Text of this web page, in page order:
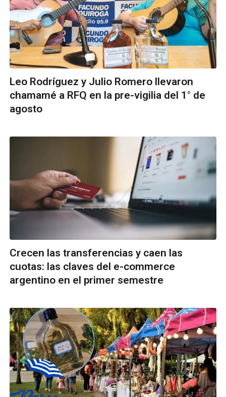
Leo Rodríguez y Julio Romero llevaron
chamamé a RFQ en la pre-vigilia del 1° de
agosto
Crecen las transferencias y caen las
cuotas: las claves del e-commerce
argentino en el primer semestre